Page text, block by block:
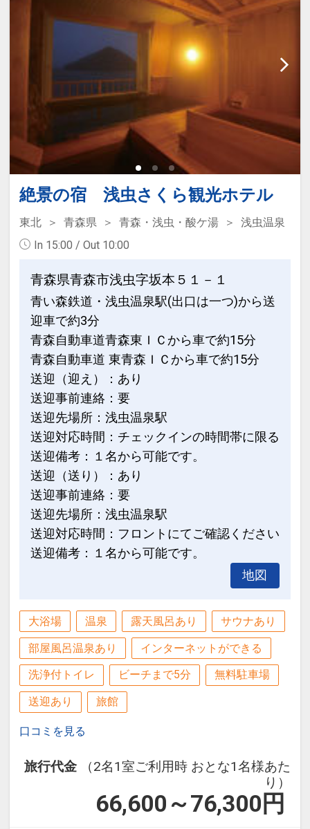
絶景の宿 浅虫さくら観光ホテル
東北 青森県 青森・浅虫・酸ケ湯
浅虫温泉
In 15:00 / Out 10:00
青森県青森市浅虫字坂本５１－１
青い森鉄道・浅虫温泉駅(出口は一つ)から送
迎車で約3分
青森自動車道青森東ＩＣから車で約15分
青森自動車道 東青森ＩＣから車で約15分
送迎（迎え）：あり
送迎事前連絡：要
送迎先場所：浅虫温泉駅
送迎対応時間：チェックインの時間帯に限る
送迎備考：１名から可能です。
送迎（送り）：あり
送迎事前連絡：要
送迎先場所：浅虫温泉駅
送迎対応時間：フロントにてご確認ください
送迎備考：１名から可能です。
地図
大浴場 温泉 露天風呂あり サウナあり
部屋風呂温泉あり インターネットができる
洗浄付トイレ ビーチまで5分 無料駐車場
送迎あり 旅館
口コミを見る
旅行代金
（2名1室ご利用時 おとな1名様あた
り）
66,600～76,300 円